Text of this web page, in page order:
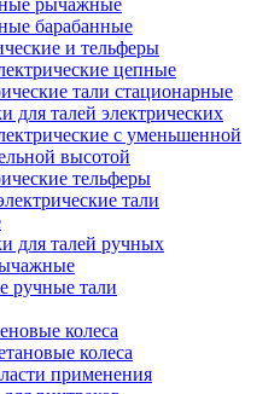
рычажные
барабанные
и тельферы
цепные
тали стационарные
для талей электрических
с уменьшенной
высотой
тельферы
тали
для талей ручных
ручные тали
колеса
колеса
применения